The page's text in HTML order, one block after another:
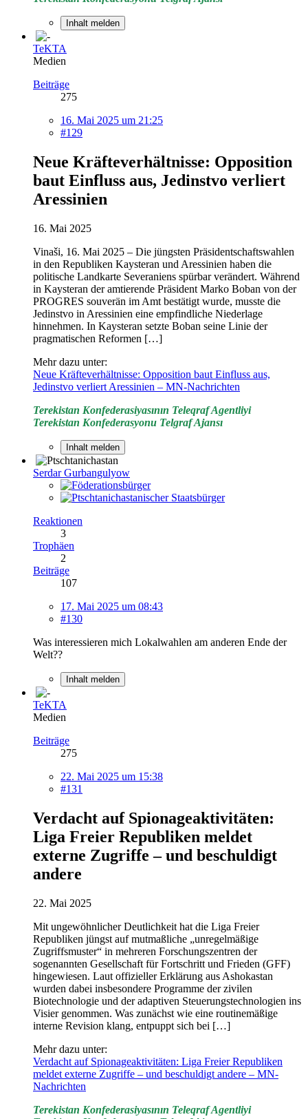
Inhalt melden
TeKTA
Medien
Beiträge
275
16. Mai 2025 um 21:25
#129
Neue Kräfteverhältnisse: Opposition
baut Einfluss aus, Jedinstvo verliert
Aressinien
16. Mai 2025
Vinaši, 16. Mai 2025 – Die jüngsten Präsidentschaftswahlen
in den Republiken Kaysteran und Aressinien haben die
politische Landkarte Severaniens spürbar verändert. Während
in Kaysteran der amtierende Präsident Marko Boban von der
PROGRES souverän im Amt bestätigt wurde, musste die
Jedinstvo in Aressinien eine empfindliche Niederlage
hinnehmen. In Kaysteran setzte Boban seine Linie der
pragmatischen Reformen […]
Mehr dazu unter:
Neue Kräfteverhältnisse: Opposition baut Einfluss aus,
Jedinstvo verliert Aressinien – MN-Nachrichten
Terekistan Konfederasiyasının Teleqraf Agentliyi
Terekistan Konfederasyonu Telgraf Ajansı
Inhalt melden
Serdar Gurbangulyow
Reaktionen
3
Trophäen
2
Beiträge
107
17. Mai 2025 um 08:43
#130
Was interessieren mich Lokalwahlen am anderen Ende der
Welt??
Inhalt melden
TeKTA
Medien
Beiträge
275
22. Mai 2025 um 15:38
#131
Verdacht auf Spionageaktivitäten:
Liga Freier Republiken meldet
externe Zugriffe – und beschuldigt
andere
22. Mai 2025
Mit ungewöhnlicher Deutlichkeit hat die Liga Freier
Republiken jüngst auf mutmaßliche „unregelmäßige
Zugriffsmuster“ in mehreren Forschungszentren der
sogenannten Gesellschaft für Fortschritt und Frieden (GFF)
hingewiesen. Laut offizieller Erklärung aus Ashokastan
wurden dabei insbesondere Programme der zivilen
Biotechnologie und der adaptiven Steuerungstechnologien ins
Visier genommen. Was zunächst wie eine routinemäßige
interne Revision klang, entpuppt sich bei […]
Mehr dazu unter:
Verdacht auf Spionageaktivitäten: Liga Freier Republiken
meldet externe Zugriffe – und beschuldigt andere – MN-
Nachrichten
Terekistan Konfederasiyasının Teleqraf Agentliyi